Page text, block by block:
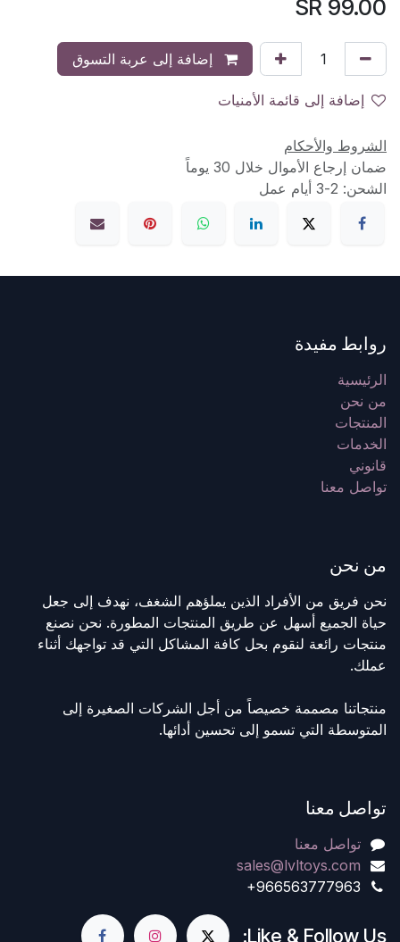
99.00
إضافة إلى عربة التسوق
إضافة إلى قائمة الأمنيات
الشروط والأحكام
ضمان إرجاع الأموال خلال 30 يوماً
الشحن: 2-3 أيام عمل
روابط مفيدة
الرئيسية
من نحن
المنتجات
الخدمات
قانوني
تواصل معنا
من نحن
نحن فريق من الأفراد الذين يملؤهم الشغف، نهدف إلى جعل
حياة الجميع أسهل عن طريق المنتجات المطورة. نحن نصنع
منتجات رائعة لنقوم بحل كافة المشاكل التي قد تواجهك أثناء
عملك.
منتجاتنا مصممة خصيصاً من أجل الشركات الصغيرة إلى
المتوسطة التي تسمو إلى تحسين أدائها.
تواصل معنا
تواصل معنا
sales@lvltoys.com
+966563777963
Like & Follow Us: